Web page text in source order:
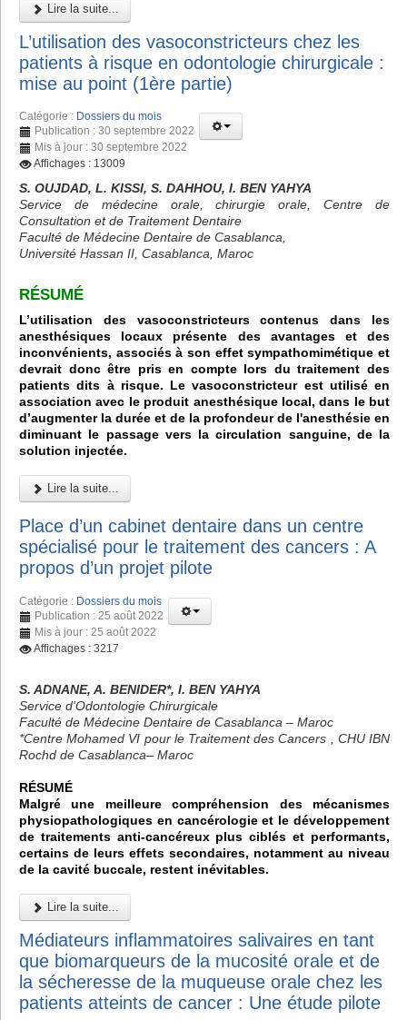
Lire la suite...
L’utilisation des vasoconstricteurs chez les
patients à risque en odontologie chirurgicale :
mise au point (1ère partie)
Catégorie : Dossiers du mois
Publication : 30 septembre 2022
Mis à jour : 30 septembre 2022
Affichages : 13009
S. OUJDAD, L. KISSI, S. DAHHOU, I. BEN YAHYA
Service de médecine orale, chirurgie orale, Centre de
Consultation et de Traitement Dentaire
Faculté de Médecine Dentaire de Casablanca,
Université Hassan II, Casablanca, Maroc
RÉSUMÉ
L’utilisation des vasoconstricteurs contenus dans les
anesthésiques locaux présente des avantages et des
inconvénients, associés à son effet sympathomimétique et
devrait donc être pris en compte lors du traitement des
patients dits à risque. Le vasoconstricteur est utilisé en
association avec le produit anesthésique local, dans le but
d’augmenter la durée et de la profondeur de l'anesthésie en
diminuant le passage vers la circulation sanguine, de la
solution injectée.
Lire la suite...
Place d’un cabinet dentaire dans un centre
spécialisé pour le traitement des cancers : A
propos d’un projet pilote
Catégorie : Dossiers du mois
Publication : 25 août 2022
Mis à jour : 25 août 2022
Affichages : 3217
S. ADNANE, A. BENIDER*, I. BEN YAHYA
Service d'Odontologie Chirurgicale
Faculté de Médecine Dentaire de Casablanca – Maroc
*Centre Mohamed VI pour le Traitement des Cancers , CHU IBN
Rochd de Casablanca– Maroc
RÉSUMÉ
Malgré une meilleure compréhension des mécanismes
physiopathologiques en cancérologie et le développement
de traitements anti-cancéreux plus ciblés et performants,
certains de leurs effets secondaires, notamment au niveau
de la cavité buccale, restent inévitables.
Lire la suite...
Médiateurs inflammatoires salivaires en tant
que biomarqueurs de la mucosité orale et de
la sécheresse de la muqueuse orale chez les
patients atteints de cancer : Une étude pilote